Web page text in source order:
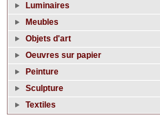
Luminaires
Meubles
Objets d'art
Oeuvres sur papier
Peinture
Sculpture
Textiles